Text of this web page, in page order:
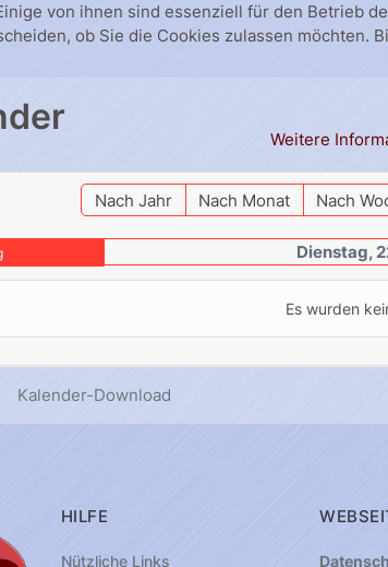
Nach Jahr Nach Monat Nach
Dienstag,
Es wurden
Kalender-Download
HILFE
Nützliche Links
von ihnen sind essenziell für den Betrieb
ob Sie die Cookies zulassen
Weitere